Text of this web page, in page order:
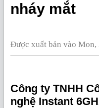
nháy mắt
Được xuất bản vào
Công ty TNHH
nghệ Instant